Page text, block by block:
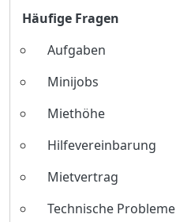
Häufige Fragen
Aufgaben
Minijobs
Miethöhe
Hilfevereinbarung
Mietvertrag
Technische Probleme